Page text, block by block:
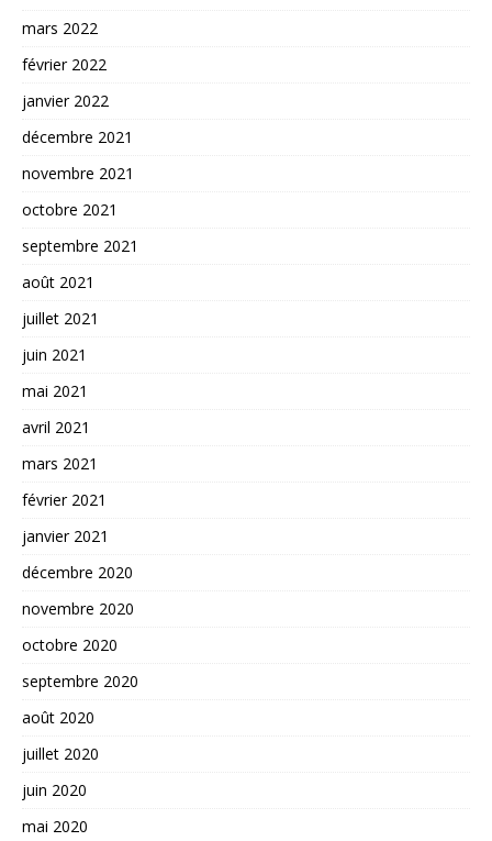
mars 2022
février 2022
janvier 2022
décembre 2021
novembre 2021
octobre 2021
septembre 2021
août 2021
juillet 2021
juin 2021
mai 2021
avril 2021
mars 2021
février 2021
janvier 2021
décembre 2020
novembre 2020
octobre 2020
septembre 2020
août 2020
juillet 2020
juin 2020
mai 2020